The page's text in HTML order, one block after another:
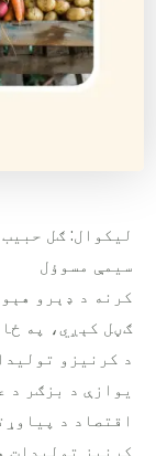
لیکوال: ګل
سیمې مسوؤل
کرنه د ډېرو
ګڼل کېږي، په
د کرنیزو
یوازې د بزګر د
اقتصاد د